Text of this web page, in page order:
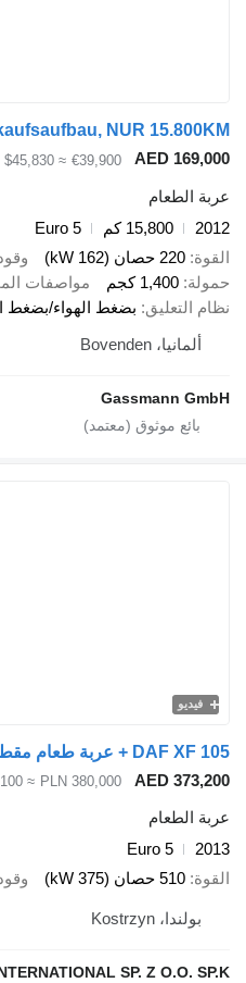
AED 169,000
€39,900
≈ $45,830
عربة الطعام
2012
15,800 كم
Euro 5
القوة 220 حصان (162 kW)
حمولة 1,400 كجم مواصفات
نظام التعليق بضغط الهواء/بضغط
ألمانيا، Bovenden
Gassmann GmbH
فيديو
DAF XF 105 + عربة طعام مقطورة
AED 373,200
PLN 380,000
≈ €88,100
عربة الطعام
2013
Euro 5
القوة 510 حصان (375 kW)
بولندا، Kostrzyn
SP. Z O.O. SP.K.